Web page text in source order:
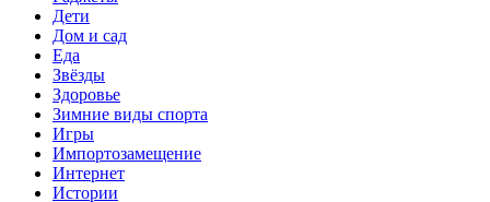
Дети
Дом и сад
Еда
Звёзды
Здоровье
Зимние виды спорта
Игры
Импортозамещение
Интернет
Истории